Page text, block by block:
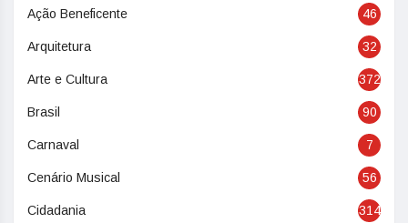
Ação Beneficente 46
Arquitetura 32
Arte e Cultura 372
Brasil 90
Carnaval 7
Cenário Musical 56
Cidadania 314